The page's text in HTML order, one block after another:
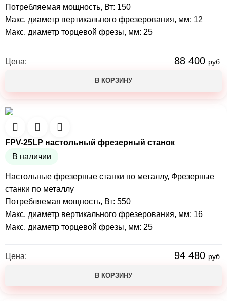
Цена: 88 400 руб.
Потребляемая мощность, Вт: 150
Макс. диаметр вертикального фрезерования, мм: 12
Макс. диаметр торцевой фрезы, мм: 25
В КОРЗИНУ
FPV-25LP настольный фрезерный станок
В наличии
Настольные фрезерные станки по металлу, Фрезерные
станки по металлу
Цена: 94 480 руб.
Потребляемая мощность, Вт: 550
Макс. диаметр вертикального фрезерования, мм: 16
Макс. диаметр торцевой фрезы, мм: 25
В КОРЗИНУ